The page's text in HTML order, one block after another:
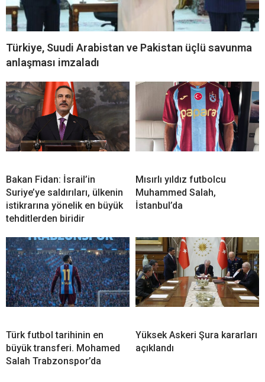
Türkiye, Suudi Arabistan ve Pakistan üçlü savunma
anlaşması imzaladı
Bakan Fidan: İsrail’in
Suriye’ye saldırıları, ülkenin
istikrarına yönelik en büyük
tehditlerden biridir
Mısırlı yıldız futbolcu
Muhammed Salah,
İstanbul’da
Türk futbol tarihinin en
büyük transferi. Mohamed
Salah Trabzonspor’da
Yüksek Askeri Şura kararları
açıklandı